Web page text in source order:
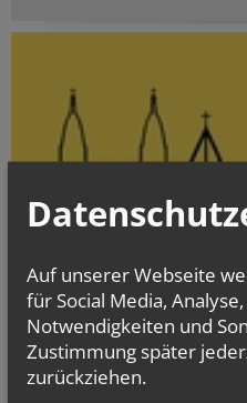
Auf unserer Webseite
für Social Media,
Notwendigkeiten und
Zustimmung später
zurückziehen.